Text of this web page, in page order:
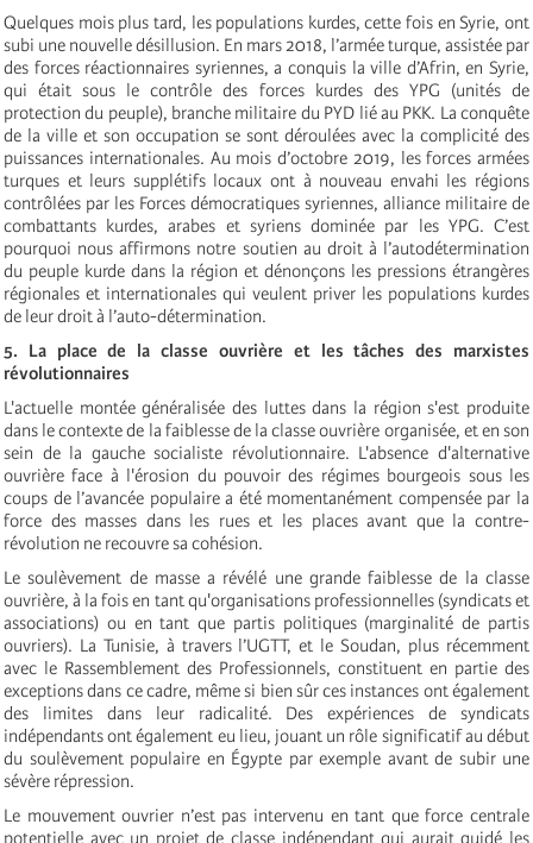
Quelques mois plus tard, les populations kurdes, cette fois en Syrie, ont
subi une nouvelle désillusion. En mars 2018, l’armée turque, assistée par
des forces réactionnaires syriennes, a conquis la ville d’Afrin, en Syrie,
qui était sous le contrôle des forces kurdes des YPG (unités de
protection du peuple), branche militaire du PYD lié au PKK. La conquête
de la ville et son occupation se sont déroulées avec la complicité des
puissances internationales. Au mois d’octobre 2019, les forces armées
turques et leurs supplétifs locaux ont à nouveau envahi les régions
contrôlées par les Forces démocratiques syriennes, alliance militaire de
combattants kurdes, arabes et syriens dominée par les YPG. C’est
pourquoi nous affirmons notre soutien au droit à l’autodétermination
du peuple kurde dans la région et dénonçons les pressions étrangères
régionales et internationales qui veulent priver les populations kurdes
de leur droit à l’auto-détermination.
5. La place de la classe ouvrière et les tâches des marxistes
révolutionnaires
L'actuelle montée généralisée des luttes dans la région s'est produite
dans le contexte de la faiblesse de la classe ouvrière organisée, et en son
sein de la gauche socialiste révolutionnaire. L'absence d'alternative
ouvrière face à l'érosion du pouvoir des régimes bourgeois sous les
coups de l’avancée populaire a été momentanément compensée par la
force des masses dans les rues et les places avant que la contre-
révolution ne recouvre sa cohésion.
Le soulèvement de masse a révélé une grande faiblesse de la classe
ouvrière, à la fois en tant qu'organisations professionnelles (syndicats et
associations) ou en tant que partis politiques (marginalité de partis
ouvriers). La Tunisie, à travers l’UGTT, et le Soudan, plus récemment
avec le Rassemblement des Professionnels, constituent en partie des
exceptions dans ce cadre, même si bien sûr ces instances ont également
des limites dans leur radicalité. Des expériences de syndicats
indépendants ont également eu lieu, jouant un rôle significatif au début
du soulèvement populaire en Égypte par exemple avant de subir une
sévère répression.
Le mouvement ouvrier n’est pas intervenu en tant que force centrale
potentielle avec un projet de classe indépendant qui aurait guidé les